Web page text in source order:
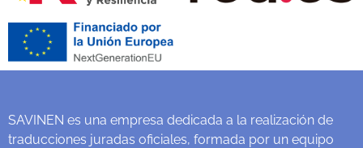
SAVINEN es una empresa dedicada a la realización de
traducciones juradas oficiales, formada por un equipo